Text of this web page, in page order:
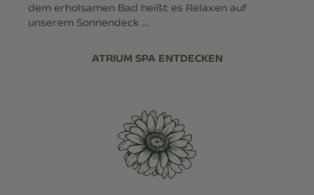
dem erholsamen Bad heißt es Relaxen auf
unserem Sonnendeck ...
ATRIUM SPA ENTDECKEN